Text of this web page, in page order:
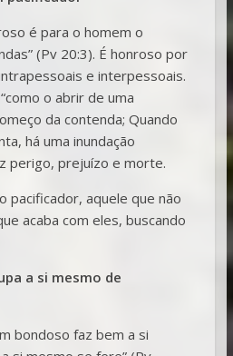
é para o homem o
(Pv 20:3). É honroso por
e interpessoais.
o abrir de uma
da contenda; Quando
há uma inundação
perigo, prejuízo e morte.
pacificador, aquele que não
acaba com eles, buscando
a si mesmo de
bondoso faz bem a si